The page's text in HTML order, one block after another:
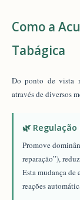
Como a
Tabágica
Do ponto de vista
através de diversos
🌿
Promove
reparação”),
Esta mudança de
reações